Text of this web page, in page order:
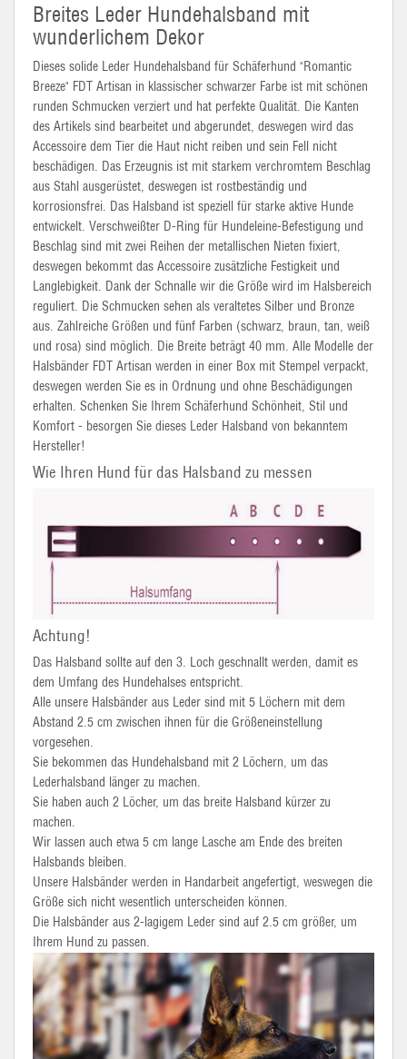
Breites Leder Hundehalsband mit
wunderlichem Dekor
Dieses solide Leder Hundehalsband für Schäferhund "Romantic
Breeze" FDT Artisan in klassischer schwarzer Farbe ist mit schönen
runden Schmucken verziert und hat perfekte Qualität. Die Kanten
des Artikels sind bearbeitet und abgerundet, deswegen wird das
Accessoire dem Tier die Haut nicht reiben und sein Fell nicht
beschädigen. Das Erzeugnis ist mit starkem verchromtem Beschlag
aus Stahl ausgerüstet, deswegen ist rostbeständig und
korrosionsfrei. Das Halsband ist speziell für starke aktive Hunde
entwickelt. Verschweißter D-Ring für Hundeleine-Befestigung und
Beschlag sind mit zwei Reihen der metallischen Nieten fixiert,
deswegen bekommt das Accessoire zusätzliche Festigkeit und
Langlebigkeit. Dank der Schnalle wir die Größe wird im Halsbereich
reguliert. Die Schmucken sehen als veraltetes Silber und Bronze
aus. Zahlreiche Größen und fünf Farben (schwarz, braun, tan, weiß
und rosa) sind möglich. Die Breite beträgt 40 mm. Alle Modelle der
Halsbänder FDT Artisan werden in einer Box mit Stempel verpackt,
deswegen werden Sie es in Ordnung und ohne Beschädigungen
erhalten. Schenken Sie Ihrem Schäferhund Schönheit, Stil und
Komfort - besorgen Sie dieses Leder Halsband von bekanntem
Hersteller!
Wie Ihren Hund für das Halsband zu messen
Achtung!
Das Halsband sollte auf den 3. Loch geschnallt werden, damit es
dem Umfang des Hundehalses entspricht.
Alle unsere Halsbänder aus Leder sind mit 5 Löchern mit dem
Abstand 2.5 cm zwischen ihnen für die Größeneinstellung
vorgesehen.
Sie bekommen das Hundehalsband mit 2 Löchern, um das
Lederhalsband länger zu machen.
Sie haben auch 2 Löcher, um das breite Halsband kürzer zu
machen.
Wir lassen auch etwa 5 cm lange Lasche am Ende des breiten
Halsbands bleiben.
Unsere Halsbänder werden in Handarbeit angefertigt, weswegen die
Größe sich nicht wesentlich unterscheiden können.
Die Halsbänder aus 2-lagigem Leder sind auf 2.5 cm größer, um
Ihrem Hund zu passen.